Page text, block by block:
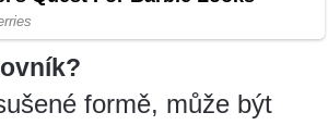
formě, může být